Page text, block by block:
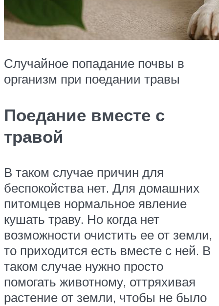
Случайное попадание почвы в
организм при поедании травы
Поедание вместе с
травой
В таком случае причин для
беспокойства нет. Для домашних
питомцев нормальное явление
кушать траву. Но когда нет
возможности очистить ее от земли,
то приходится есть вместе с ней. В
таком случае нужно просто
помогать животному, оттряхивая
растение от земли, чтобы не было